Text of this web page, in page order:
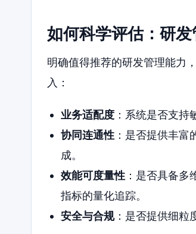
如何科学评估：研
明确值得推荐的研发管理能力
入：
业务适配度：系统是否支持
协同连通性：是否提供丰富
成。
效能可度量性：是否具备多
指标的量化追踪。
安全与合规：是否提供细粒